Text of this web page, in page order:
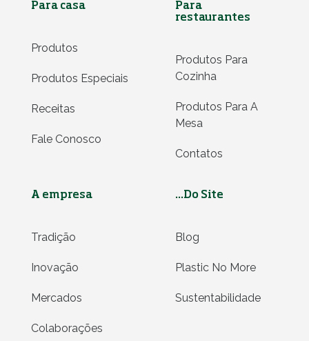
Para casa
Produtos
Produtos Especiais
Receitas
Fale Conosco
Para
restaurantes
Produtos Para
Cozinha
Produtos Para A
Mesa
Contatos
A empresa
Tradição
Inovação
Mercados
Colaborações
...Do Site
Blog
Plastic No More
Sustentabilidade